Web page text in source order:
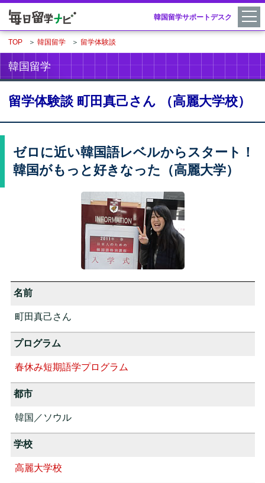
韓国留学サポートデスク
TOP ＞ 韓国留学 ＞ 留学体験談
韓国留学
留学体験談 町田真己さん （高麗大学校）
ゼロに近い韓国語レベルからスタート！
韓国がもっと好きなった（高麗大学）
名前
町田真己さん
プログラム
春休み短期語学プログラム
都市
韓国／ソウル
学校
高麗大学校